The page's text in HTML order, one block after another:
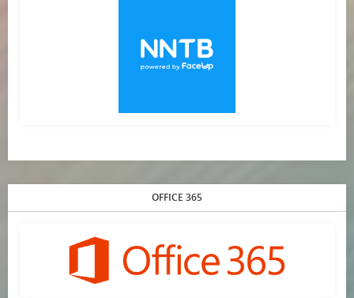
OFFICE 365